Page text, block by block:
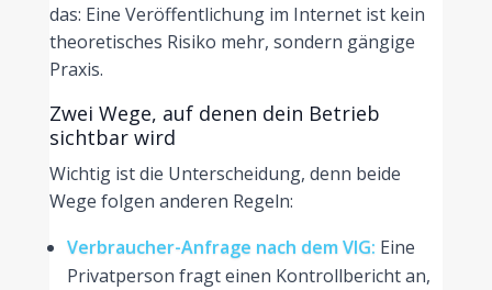
das: Eine Veröffentlichung im Internet ist kein
theoretisches Risiko mehr, sondern gängige
Praxis.
Zwei Wege, auf denen dein Betrieb
sichtbar wird
Wichtig ist die Unterscheidung, denn beide
Wege folgen anderen Regeln:
Verbraucher-Anfrage nach dem VIG: Eine
Privatperson fragt einen Kontrollbericht an,